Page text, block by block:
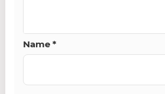
Name *